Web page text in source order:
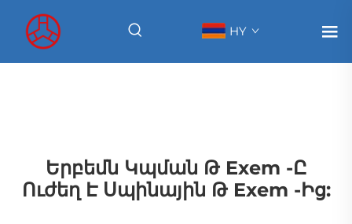
HY
Երբեմն Կպման Թ Exem -ը
Ուժեղ Է Սպինային Թ Exem -ից: